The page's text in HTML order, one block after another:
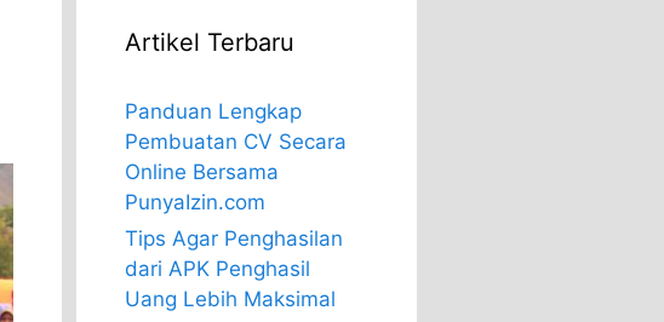
Artikel Terbaru
Panduan Lengkap
Pembuatan CV Secara
Online Bersama
PunyaIzin.com
Tips Agar Penghasilan
dari APK Penghasil
Uang Lebih Maksimal